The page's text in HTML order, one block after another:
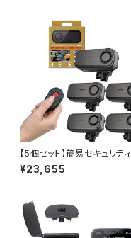
【5個セット】簡易セキュリテ
ニット リモコン付き AN-
¥23,655